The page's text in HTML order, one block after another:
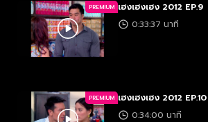
PREMIUM เฮงเฮงเฮง 2012 EP.9
0:33:37 นาที
PREMIUM เฮงเฮงเฮง 2012 EP.10
0:34:00 นาที